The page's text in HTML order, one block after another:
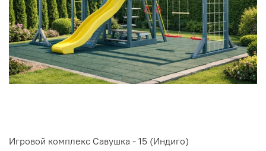
Игровой комплекс Савушка - 15 (Индиго)